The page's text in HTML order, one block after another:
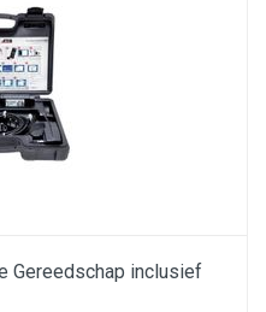
Gereedschap inclusief